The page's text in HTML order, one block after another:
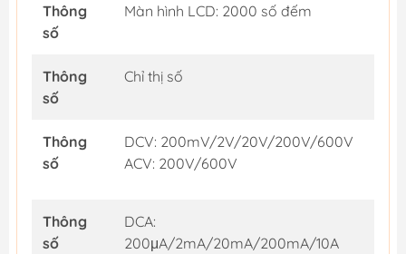
Thông
số
Màn hình LCD: 2000 số đếm
Thông
số
Chỉ thị số
Thông
số
DCV: 200mV/2V/20V/200V/600V
ACV: 200V/600V
Thông
số
DCA:
200μA/2mA/20mA/200mA/10A